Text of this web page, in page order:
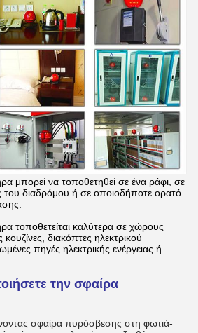
μπορεί να τοποθετηθεί σε ένα ράφι, σε
του διαδρόμου ή σε οποιοδήποτε ορατό
τοποθετείται καλύτερα σε χώρους
διακόπτες ηλεκτρικού
πηγές ηλεκτρικής ενέργειας ή
την σφαίρα
σφαίρα πυρόσβεσης στη φωτιά-